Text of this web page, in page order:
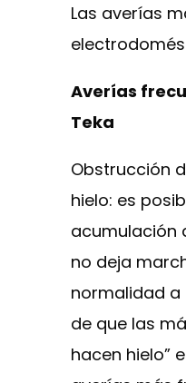
Las averías
Averías
Teka
Obstrucción
hielo: es
acumulación
no deja
normalidad a
de que las
hacen hielo”